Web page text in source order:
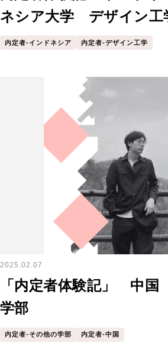
ネシア大学 デザイン工
内定者-インドネシア 内定者-デザイン工学
2025.02.07
「内定者体験記」 中
学部
内定者-その他の学部 内定者-中国